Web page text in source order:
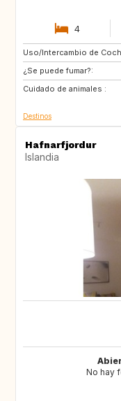
4
Uso/Intercambio de
¿Se puede fumar?:
Cuidado de animales :
FR
Destinos
Hafnarfjordur
Islandia
No hay